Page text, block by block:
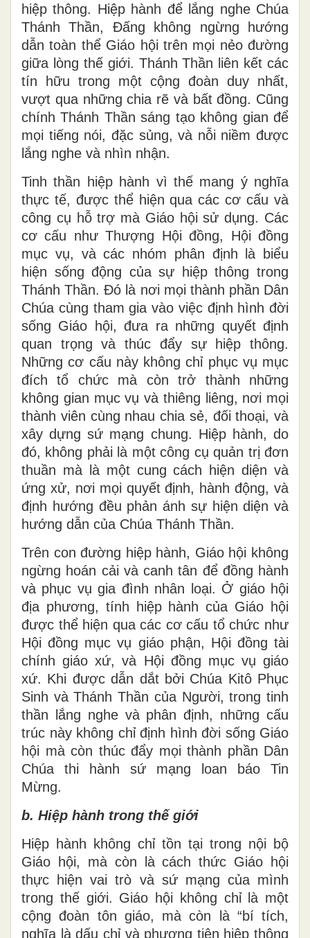
hiệp thông. Hiệp hành để lắng nghe Chúa
Thánh Thần, Đấng không ngừng hướng
dẫn toàn thể Giáo hội trên mọi nẻo đường
giữa lòng thế giới. Thánh Thần liên kết các
tín hữu trong một cộng đoàn duy nhất,
vượt qua những chia rẽ và bất đồng. Cũng
chính Thánh Thần sáng tạo không gian để
mọi tiếng nói, đặc sủng, và nỗi niềm được
lắng nghe và nhìn nhận.
Tinh thần hiệp hành vì thế mang ý nghĩa
thực tế, được thể hiện qua các cơ cấu và
công cụ hỗ trợ mà Giáo hội sử dụng. Các
cơ cấu như Thượng Hội đồng, Hội đồng
mục vụ, và các nhóm phân định là biểu
hiện sống động của sự hiệp thông trong
Thánh Thần. Đó là nơi mọi thành phần Dân
Chúa cùng tham gia vào việc định hình đời
sống Giáo hội, đưa ra những quyết định
quan trọng và thúc đẩy sự hiệp thông.
Những cơ cấu này không chỉ phục vụ mục
đích tổ chức mà còn trở thành những
không gian mục vụ và thiêng liêng, nơi mọi
thành viên cùng nhau chia sẻ, đối thoại, và
xây dựng sứ mạng chung. Hiệp hành, do
đó, không phải là một công cụ quản trị đơn
thuần mà là một cung cách hiện diện và
ứng xử, nơi mọi quyết định, hành động, và
định hướng đều phản ánh sự hiện diện và
hướng dẫn của Chúa Thánh Thần.
Trên con đường hiệp hành, Giáo hội không
ngừng hoán cải và canh tân để đồng hành
và phục vụ gia đình nhân loại. Ở giáo hội
địa phương, tính hiệp hành của Giáo hội
được thể hiện qua các cơ cấu tổ chức như
Hội đồng mục vụ giáo phận, Hội đồng tài
chính giáo xứ, và Hội đồng mục vụ giáo
xứ. Khi được dẫn dắt bởi Chúa Kitô Phục
Sinh và Thánh Thần của Người, trong tinh
thần lắng nghe và phân định, những cấu
trúc này không chỉ định hình đời sống Giáo
hội mà còn thúc đẩy mọi thành phần Dân
Chúa thi hành sứ mạng loan báo Tin
Mừng.
b. Hiệp hành trong thế giới
Hiệp hành không chỉ tồn tại trong nội bộ
Giáo hội, mà còn là cách thức Giáo hội
thực hiện vai trò và sứ mạng của mình
trong thế giới. Giáo hội không chỉ là một
cộng đoàn tôn giáo, mà còn là “bí tích,
nghĩa là dấu chỉ và phương tiện hiệp thông